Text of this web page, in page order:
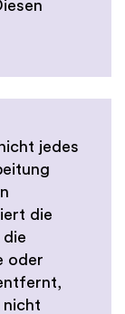
jedes
die
die
oder
nicht